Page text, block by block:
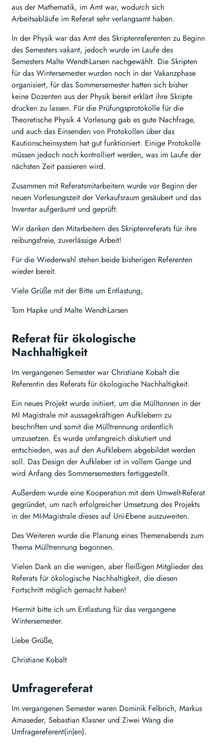
aus der Mathematik, im Amt war, wodurch sich
Arbeitsabläufe im Referat sehr verlangsamt haben.
In der Physik war das Amt des Skriptenreferenten zu Beginn
des Semesters vakant, jedoch wurde im Laufe des
Semesters Malte Wendt-Larsen nachgewählt. Die Skripten
für das Wintersemester wurden noch in der Vakanzphase
organisiert, für das Sommersemester hatten sich bisher
keine Dozenten aus der Physik bereit erklärt ihre Skripte
drucken zu lassen. Für die Prüfungsprotokolle für die
Theoretische Physik 4 Vorlesung gab es gute Nachfrage,
und auch das Einsenden von Protokollen über das
Kautionscheinsystem hat gut funktioniert. Einige Protokolle
müssen jedoch noch kontrolliert werden, was im Laufe der
nächsten Zeit passieren wird.
Zusammen mit Referatsmitarbeitern wurde vor Beginn der
neuen Vorlesungszeit der Verkaufsraum gesäubert und das
Inventar aufgeräumt und geprüft.
Wir danken den Mitarbeitern des Skriptenreferats für ihre
reibungsfreie, zuverlässige Arbeit!
Für die Wiederwahl stehen beide bisherigen Referenten
wieder bereit.
Viele Grüße mit der Bitte um Entlastung,
Tom Hapke und Malte Wendt-Larsen
Referat für ökologische
Nachhaltigkeit
Im vergangenen Semester war Christiane Kobalt die
Referentin des Referats für ökologische Nachhaltigkeit.
Ein neues Projekt wurde initiiert, um die Mülltonnen in der
MI Magistrale mit aussagekräftigen Aufklebern zu
beschriften und somit die Mülltrennung ordentlich
umzusetzen. Es wurde umfangreich diskutiert und
entschieden, was auf den Aufklebern abgebildet werden
soll. Das Design der Aufkleber ist in vollem Gange und
wird Anfang des Sommersemesters fertiggestellt.
Außerdem wurde eine Kooperation mit dem Umwelt-Referat
gegründet, um nach erfolgreicher Umsetzung des Projekts
in der MI-Magistrale dieses auf Uni-Ebene auszuweiten.
Des Weiteren wurde die Planung eines Themenabends zum
Thema Mülltrennung begonnen.
Vielen Dank an die wenigen, aber fleißigen Mitglieder des
Referats für ökologische Nachhaltigkeit, die diesen
Fortschritt möglich gemacht haben!
Hiermit bitte ich um Entlastung für das vergangene
Wintersemester.
Liebe Grüße,
Christiane Kobalt
Umfragereferat
Im vergangenen Semester waren Dominik Felbrich, Markus
Amaseder, Sebastian Klasner und Ziwei Wang die
Umfragereferent(in|en).